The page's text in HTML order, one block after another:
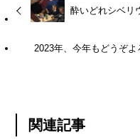
酔いどれシベリ
2023年、今年もどうぞよ
関連記事